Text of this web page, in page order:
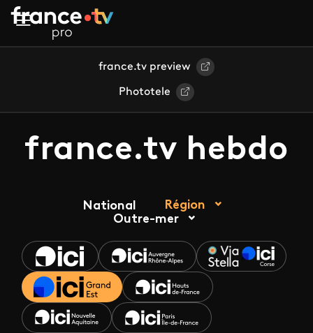
Aller au contenu principal
france.tv preview
Phototele
france.tv hebdo
National
Région
Outre-mer